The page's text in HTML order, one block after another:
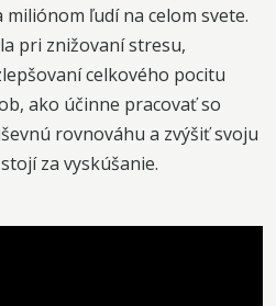
ľudí na celom svete.
pri znižovaní stresu,
celkového pocitu
ako účinne pracovať so
rovnováhu a zvýšiť svoju
za vyskúšanie.